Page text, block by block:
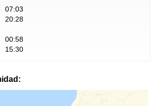
07:03
20:28
00:58
15:30